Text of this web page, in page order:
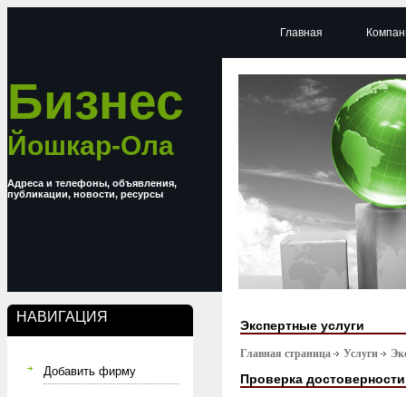
Бизнес
Йошкар-Ола
Адреса и телефоны, объявления,
публикации, новости, ресурсы
НАВИГАЦИЯ
Добавить фирму
Главная
Экспертные услуги
Главная страница Услуги
Проверка